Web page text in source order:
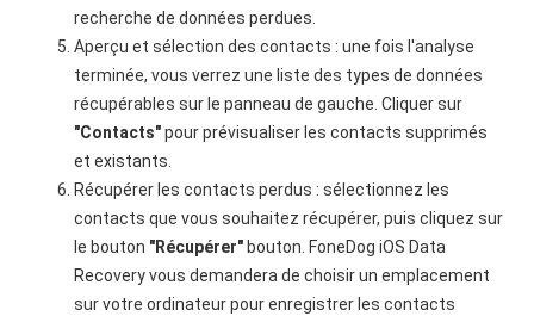
recherche de données perdues.
Aperçu et sélection des contacts : une fois l'analyse
terminée, vous verrez une liste des types de données
récupérables sur le panneau de gauche. Cliquer sur
"Contacts"pour prévisualiser les contacts supprimés
et existants.
Récupérer les contacts perdus : sélectionnez les
contacts que vous souhaitez récupérer, puis cliquez sur
le bouton "Récupérer" bouton. FoneDog iOS Data
Recovery vous demandera de choisir un emplacement
sur votre ordinateur pour enregistrer les contacts